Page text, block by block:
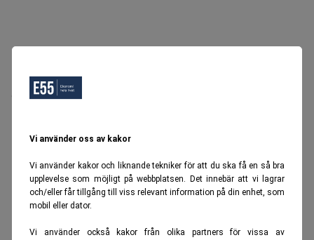
Vi använder oss av kakor
Vi använder kakor och liknande tekniker för att du ska få en så bra
upplevelse som möjligt på webbplatsen. Det innebär att vi lagrar
och/eller får tillgång till viss relevant information på din enhet, som
mobil eller dator.
Vi använder också kakor från olika partners för vissa av
Oops, Ett fel inträffade.